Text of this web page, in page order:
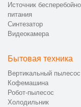
Источник
питания
Синтезатор
Видеокамера
Бытовая техника
Вертикальный пылесос
Кофемашина
Робот-пылесос
Холодильник